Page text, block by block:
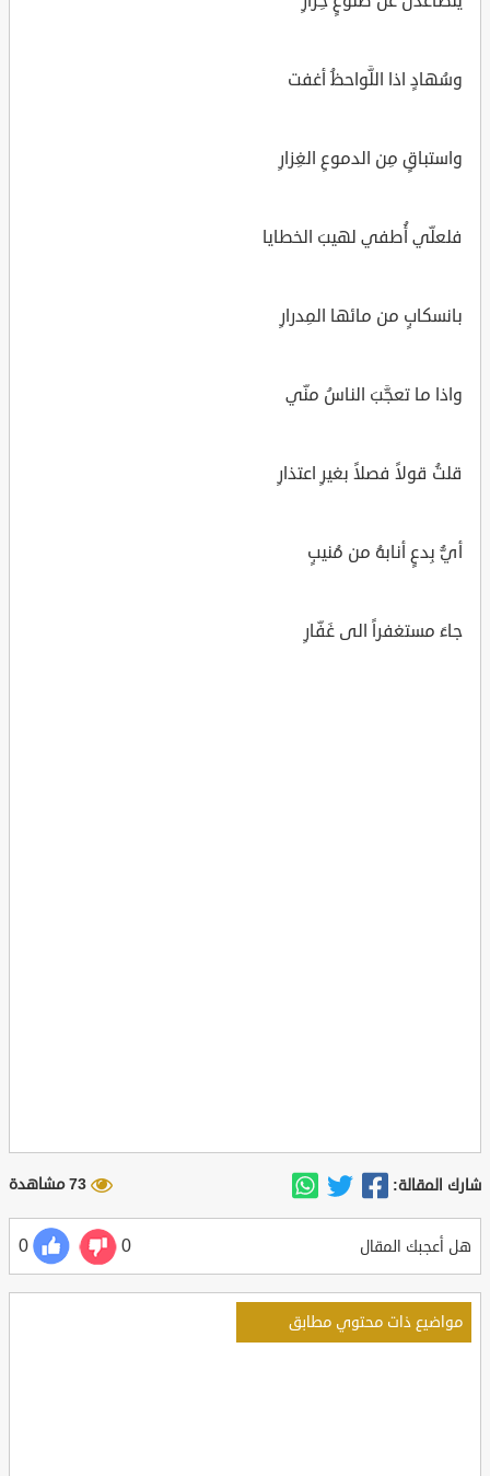
وسُهادٍ اذا اللَّواحظُ أغفت
واستباقٍ مِن الدموعِ الغِزارِ
فلعلّي أُطفي لهيبَ الخطايا
بانسكابٍ من مائها المِدرارِ
واذا ما تعجَّبَ الناسُ منّي
قلتُ قولاً فصلاً بغيرِ اعتذارِ
أيُّ بِدعٍ أنابهُ من مُنيبٍ
جاءَ مستغفراً الى غَفّارِ
شارك المقالة: 73 مشاهدة
هل أعجبك المقال 0
0
مواضيع ذات محتوي مطابق